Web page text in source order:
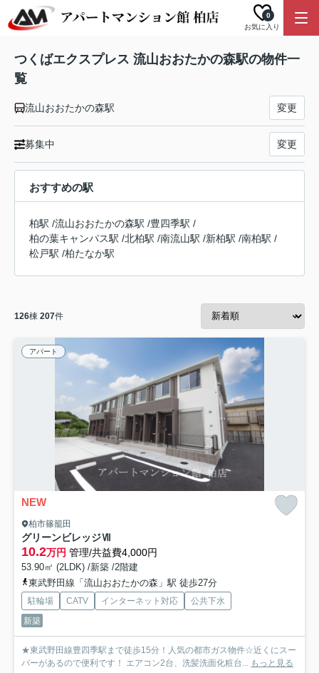
お気に入り
0
つくばエクスプレス 流山おおたかの森駅の物件一
覧
流山おおたかの森駅 変更
募集中 変更
おすすめの駅
柏駅 /流山おおたかの森駅 /豊四季駅 /
柏の葉キャンパス駅 /北柏駅 /南流山駅 /新柏駅 /南柏駅 /
松戸駅 /柏たなか駅
126棟 207件
アパート
NEW
柏市篠籠田
グリーンビレッジⅦ
10.2万円 管理/共益費4,000円
53.90㎡ (2LDK) /新築 /2階建
東武野田線「流山おおたかの森」駅 徒歩27分
駐輪場 CATV インターネット対応
公共下水
新築
★東武野田線豊四季駅まで徒歩15分！人気の都市ガス物件☆近くにスー
パーがあるので便利です！ エアコン2台、洗髪洗面化粧台... もっと見る